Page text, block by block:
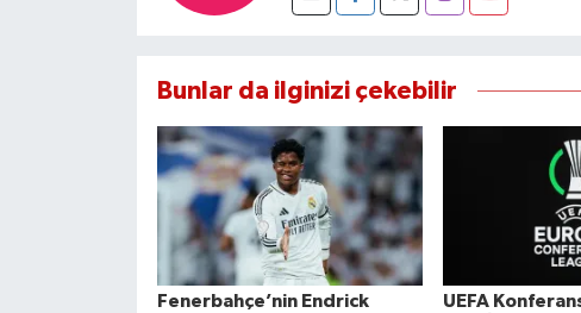
Bunlar da ilginizi çekebilir
Fenerbahçe’nin Endrick
UEFA